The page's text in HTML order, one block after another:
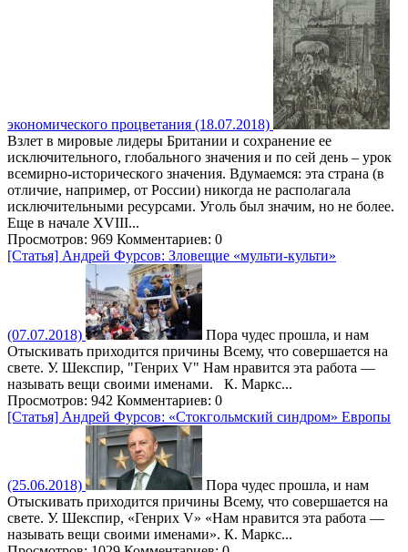
экономического процветания (18.07.2018)
Взлет в мировые лидеры Британии и сохранение ее
исключительного, глобального значения и по сей день – урок
всемирно-исторического значения. Вдумаемся: эта страна (в
отличие, например, от России) никогда не располагала
исключительными ресурсами. Уголь был значим, но не более.
Еще в начале XVIII...
Просмотров: 969 Комментариев: 0
[Статья] Андрей Фурсов: Зловещие «мульти-культи»
(07.07.2018)
Пора чудес прошла, и нам
Отыскивать приходится причины Всему, что совершается на
свете. У. Шекспир, "Генрих V" Нам нравится эта работа —
называть вещи своими именами. К. Маркс...
Просмотров: 942 Комментариев: 0
[Статья] Андрей Фурсов: «Стокгольмский синдром» Европы
(25.06.2018)
Пора чудес прошла, и нам
Отыскивать приходится причины Всему, что совершается на
свете. У. Шекспир, «Генрих V» «Нам нравится эта работа —
называть вещи своими именами». К. Маркс...